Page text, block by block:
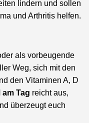
lindern und sollen
und Arthritis helfen.
als vorbeugende
Weg, sich mit den
den Vitaminen A, D
am Tag reicht aus,
überzeugt euch